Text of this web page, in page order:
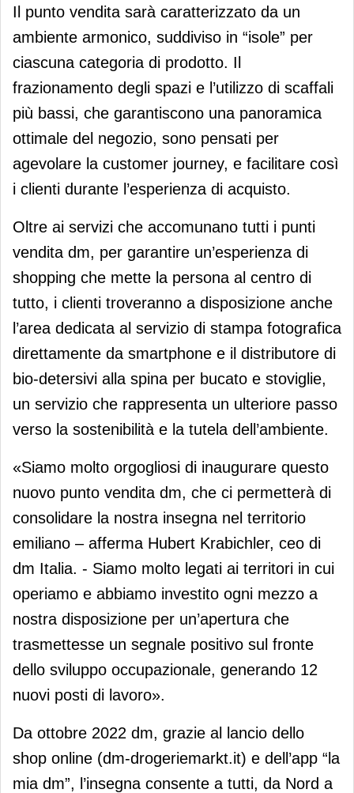
Il punto vendita sarà caratterizzato da un
ambiente armonico, suddiviso in “isole” per
ciascuna categoria di prodotto. Il
frazionamento degli spazi e l’utilizzo di scaffali
più bassi, che garantiscono una panoramica
ottimale del negozio, sono pensati per
agevolare la customer journey, e facilitare così
i clienti durante l’esperienza di acquisto.
Oltre ai servizi che accomunano tutti i punti
vendita dm, per garantire un’esperienza di
shopping che mette la persona al centro di
tutto, i clienti troveranno a disposizione anche
l’area dedicata al servizio di stampa fotografica
direttamente da smartphone e il distributore di
bio-detersivi alla spina per bucato e stoviglie,
un servizio che rappresenta un ulteriore passo
verso la sostenibilità e la tutela dell’ambiente.
«Siamo molto orgogliosi di inaugurare questo
nuovo punto vendita dm, che ci permetterà di
consolidare la nostra insegna nel territorio
emiliano – afferma Hubert Krabichler, ceo di
dm Italia. - Siamo molto legati ai territori in cui
operiamo e abbiamo investito ogni mezzo a
nostra disposizione per un’apertura che
trasmettesse un segnale positivo sul fronte
dello sviluppo occupazionale, generando 12
nuovi posti di lavoro».
Da ottobre 2022 dm, grazie al lancio dello
shop online (dm-drogeriemarkt.it) e dell’app “la
mia dm”, l’insegna consente a tutti, da Nord a